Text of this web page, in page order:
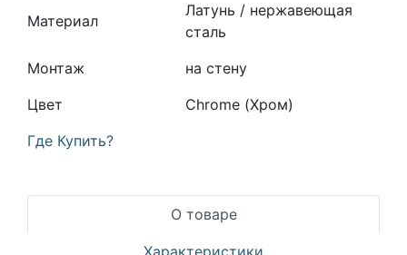
Материал
Латунь / нержавеющая
сталь
Монтаж
на стену
Цвет
Chrome (Хром)
Где Купить?
О товаре
Характеристики